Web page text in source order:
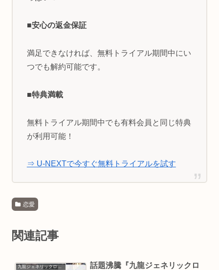
■安心の返金保証
満足できなければ、無料トライアル期間中にい
つでも解約可能です。
■特典満載
無料トライアル期間中でも有料会員と同じ特典
が利用可能！
⇒ U-NEXTで今すぐ無料トライアルを試す
恋愛
関連記事
九龍ジェネリックロマンス
話題沸騰『九龍ジェネリックロ